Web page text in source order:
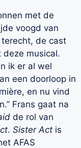
met de
voogd van
terecht, de cast
deze musical.
ik er al wel
een doorloop in
en nu vind
Frans gaat na
de rol van
. Sister Act is
AFAS